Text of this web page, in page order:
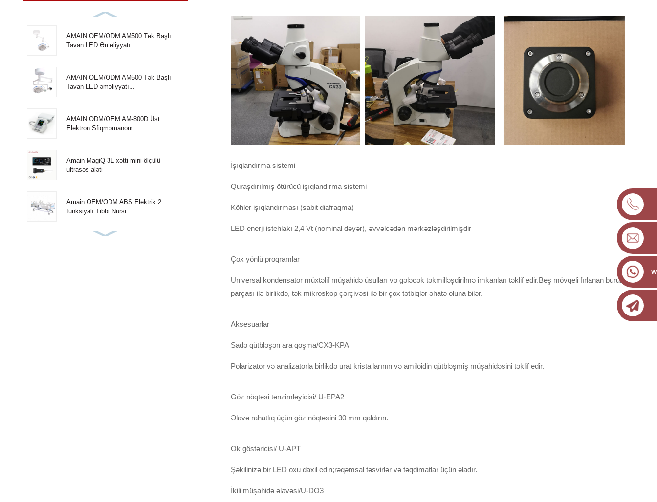
AMAIN OEM/ODM AM500 Tək Başlı
Tavan LED Əməliyyatı...
AMAIN OEM/ODM AM500 Tək Başlı
Tavan LED əməliyyatı...
AMAIN ODM/OEM AM-800D Üst
Elektron Sfiqmomanom...
Amain MagiQ 3L xətti mini-ölçülü
ultrasəs aləti
Amain OEM/ODM ABS Elektrik 2
funksiyalı Tibbi Nursi...
İşıqlandırma sistemi
Quraşdırılmış ötürücü işıqlandırma sistemi
Köhler işıqlandırması (sabit diafraqma)
LED enerji istehlakı 2,4 Vt (nominal dəyər), əvvəlcədən mərkəzləşdirilmişdir
Çox yönlü proqramlar
Universal kondensator müxtəlif müşahidə üsulları və gələcək təkmilləşdirilmə imkanları təklif edir.Beş mövqeli fırlanan burun
parçası ilə birlikdə, tək mikroskop çərçivəsi ilə bir çox tətbiqlər əhatə oluna bilər.
Aksesuarlar
Sadə qütbləşən ara qoşma/CX3-KPA
Polarizator və analizatorla birlikdə urat kristallarının və amiloidin qütbləşmiş müşahidəsini təklif edir.
Göz nöqtəsi tənzimləyicisi/ U-EPA2
Əlavə rahatlıq üçün göz nöqtəsini 30 mm qaldırın.
Ok göstəricisi/ U-APT
Şəkilinizə bir LED oxu daxil edin;rəqəmsal təsvirlər və təqdimatlar üçün əladır.
İkili müşahidə əlavəsi/U-DO3